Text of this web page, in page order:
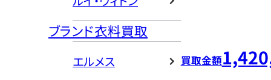
ブランド衣料買取
エルメス 買取金額